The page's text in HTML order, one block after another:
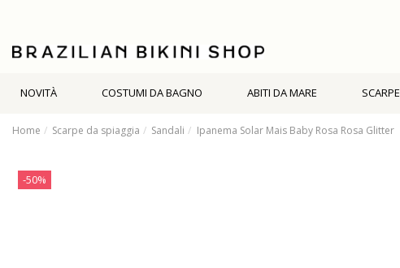
NOVITÀ COSTUMI DA BAGNO ABITI DA MARE SCARPE
Home Scarpe da spiaggia Sandali Ipanema Solar Mais Baby Rosa Rosa Glitter
-50%